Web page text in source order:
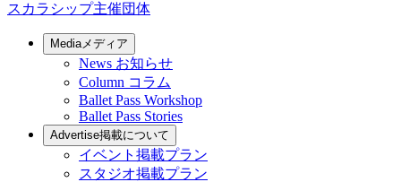
スカラシップ主催団体
Mediaメディア
News お知らせ
Column コラム
Ballet Pass Workshop
Ballet Pass Stories
Advertise掲載について
イベント掲載プラン
スタジオ掲載プラン